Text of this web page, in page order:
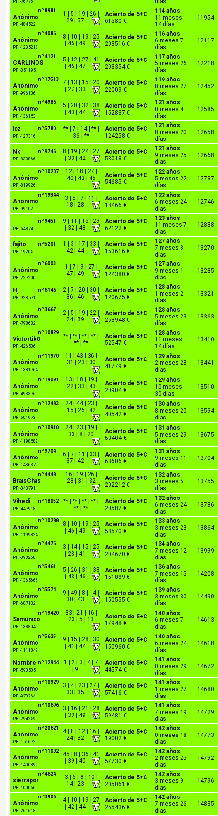
PRI-76776 días
nº8981
Anónimo
PRI-484522
1 | 5 | 19 | 26 |
29 | 37
Acierto de 5+C
61580 €
114 años
11 meses
14 días
11954
nº4086
Anónimo
PRI-1205218
8 | 10 | 19 | 25
| 46 | 49
Acierto de 5+C
203516 €
116 años
6 meses 7
días
12117
nº4121
CARLINOS
PRI-351195
5 | 12 | 27 | 41
| 46 | 47
Acierto de 5+C
203354 €
117 años
5 meses 26
días
12218
nº17513
Anónimo
PRI-996136
7 | 13 | 15 | 20
| 27 | 33
Acierto de 5+C
22009 €
119 años
8 meses 27
días
12452
nº4986
Anónimo
PRI-136153
5 | 20 | 32 | 38
| 43 | 44
Acierto de 5+C
152837 €
121 años
0 meses 4
días
12585
nº5780
lcz
PRI-127316
** | 7 | 14 | ** |
36 | **
Acierto de 5+C
124258 €
121 años
8 meses 20
días
12658
nº9746
Nk
PRI-830866
8 | 19 | 24 | 27
| 33 | 42
Acierto de 5+C
58018 €
121 años
9 meses 25
días
12668
nº10207
Anónimo
PRI-819926
12 | 18 | 27 |
40 | 43 | 45
Acierto de 5+C
54685 €
122 años
5 meses 22
días
12737
nº19344
Anónimo
PRI-99102
3 | 5 | 7 | 11 |
18 | 28
Acierto de 5+C
18466 €
122 años
6 meses 24
días
12746
nº9451
PRI-64874
9 | 11 | 15 | 29
| 32 | 48
Acierto de 5+C
62122 €
123 años
11 meses 7
días
12888
nº5201
fajito
PRI-19205
1 | 3 | 17 | 33 |
42 | 44
Acierto de 5+C
153616 €
127 años
7 meses 8
días
13270
nº6003
Anónimo
PRI-227200
1 | 7 | 9 | 27 |
47 | 49
Acierto de 5+C
124380 €
127 años
9 meses 1
días
13285
nº6146
Hj
PRI-928571
2 | 7 | 20 | 30 |
36 | 46
Acierto de 5+C
120675 €
128 años
1 meses 2
días
13321
nº3667
Anónimo
PRI-798632
2 | 5 | 19 | 22 |
24 | 39
Acierto de 5+C
263948 €
128 años
5 meses 29
días
13363
nº10829
VictortikO
PRI-426506
** | ** | ** | ** |
** | **
Acierto de 5+C
52547 €
128 años
11 meses
14 días
13410
nº11970
Anónimo
PRI-1381764
11 | 43 | 36 |
31 | 23 | 30
Acierto de 5+C
41779 €
129 años
2 meses 28
días
13441
nº19091
Anónimo
PRI-493376
13 | 18 | 19 |
22 | 33 | 43
Acierto de 5+C
20904 €
129 años
10 meses
30 días
13510
nº12483
Anónimo
PRI-601973
24 | 44 | 23 |
15 | 26 | 42
Acierto de 5+C
40542 €
130 años
8 meses 20
días
13594
nº10910
Anónimo
PRI-1198582
24 | 23 | 19 |
33 | 8 | 20
Acierto de 5+C
53404 €
131 años
5 meses 29
días
13675
nº9704
Anónimo
PRI-143637
6 | 7 | 11 | 33 |
37 | 42
Acierto de 5+C
63606 €
131 años
9 meses 11
días
13704
nº4448
BraisChas
PRI-343791
16 | 19 | 26 |
28 | 31 | 32
Acierto de 5+C
202212 €
132 años
3 meses 5
días
13755
nº18052
Vihedi
PRI-447918
** | ** | ** | ** |
** | **
Acierto de 5+C
20587 €
132 años
6 meses 24
días
13786
nº10288
Anónimo
PRI-1199824
8 | 10 | 19 | 25
| 46 | 49
Acierto de 5+C
58570 €
133 años
3 meses 23
días
13864
nº4476
Anónimo
PRI-390268
3 | 14 | 15 | 25
| 28 | 41
Acierto de 5+C
204670 €
134 años
7 meses 12
días
13999
nº5461
Anónimo
PRI-1365666
5 | 26 | 31 | 38
| 43 | 46
Acierto de 5+C
151889 €
136 años
7 meses 15
días
14208
nº5574
Anónimo
PRI-607132
9 | 49 | 8 | 14 |
30 | 43
Acierto de 5+C
150555 €
139 años
3 meses 30
días
14490
nº19420
Samunico
PRI-1388040
33 | 21 | 16 |
23 | 5 | 13
Acierto de 5+C
17948 €
140 años
6 meses 7
días
14613
nº5625
Anónimo
PRI-1111849
9 | 15 | 28 | 30
| 41 | 44
Acierto de 5+C
150960 €
140 años
6 meses 24
días
14618
nº12944
Nombre
PRI-590505
1 | 2 | 3 | 4 | 7
| 9
Acierto de 5+C
44574 €
141 años
0 meses 29
días
14672
nº10929
Anónimo
PRI-973264
3 | 4 | 23 | 27 |
33 | 35
Acierto de 5+C
57416 €
141 años
1 meses 27
días
14680
nº10696
Anónimo
PRI-294259
3 | 16 | 21 | 28
| 33 | 49
Acierto de 5+C
59481 €
141 años
7 meses 19
días
14729
nº20621
Anónimo
PRI-151672
4 | 8 | 12 | 16 |
24 | 32
Acierto de 5+C
19002 €
142 años
0 meses 18
días
14773
nº11002
Anónimo
PRI-1400890
45 | 8 | 36 | 41
| 39 | 40
Acierto de 5+C
57730 €
142 años
2 meses 25
días
14792
nº4624
sierrapor
PRI-100066
3 | 6 | 8 | 10 |
14 | 23
Acierto de 5+C
205061 €
142 años
3 meses 9
días
14796
nº3906
Anónimo
PRI-261618
4 | 10 | 19 | 27
| 42 | 44
Acierto de 5+C
265436 €
142 años
7 meses 26
días
14835